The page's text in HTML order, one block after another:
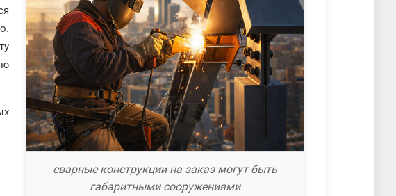
сварные конструкции на заказ могут быть
габаритными сооружениями